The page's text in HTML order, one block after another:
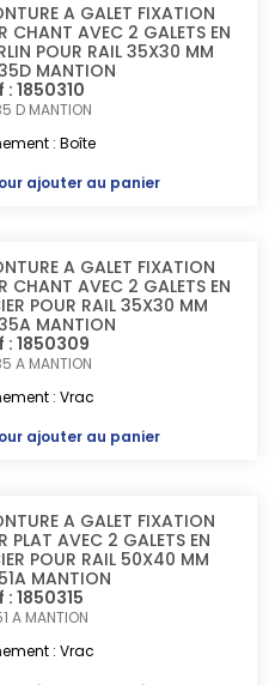
A GALET FIXATION
CHANT AVEC 2 GALETS EN
POUR RAIL 35X30 MM
MANTION
: 1850310
D MANTION
: Boîte
ajouter au panier
A GALET FIXATION
CHANT AVEC 2 GALETS EN
POUR RAIL 35X30 MM
MANTION
: 1850309
A MANTION
: Vrac
ajouter au panier
A GALET FIXATION
PLAT AVEC 2 GALETS EN
POUR RAIL 50X40 MM
MANTION
: 1850315
A MANTION
: Vrac